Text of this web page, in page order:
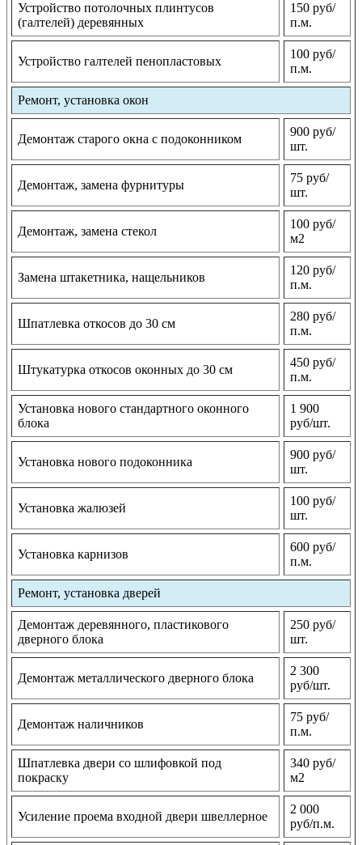
Устройство потолочных плинтусов
(галтелей) деревянных
150 руб/
п.м.
Устройство галтелей пенопластовых
100 руб/
п.м.
Ремонт, установка окон
Демонтаж старого окна с подоконником
900 руб/
шт.
Демонтаж, замена фурнитуры
75 руб/
шт.
Демонтаж, замена стекол
100 руб/
м2
Замена штакетника, нащельников
120 руб/
п.м.
Шпатлевка откосов до 30 см
280 руб/
п.м.
Штукатурка откосов оконных до 30 см
450 руб/
п.м.
Установка нового стандартного оконного
блока
1 900
руб/шт.
Установка нового подоконника
900 руб/
шт.
Установка жалюзей
100 руб/
шт.
Установка карнизов
600 руб/
п.м.
Ремонт, установка дверей
Демонтаж деревянного, пластикового
дверного блока
250 руб/
шт.
Демонтаж металлического дверного блока
2 300
руб/шт.
Демонтаж наличников
75 руб/
п.м.
Шпатлевка двери со шлифовкой под
покраску
340 руб/
м2
Усиление проема входной двери швеллерное
2 000
руб/п.м.